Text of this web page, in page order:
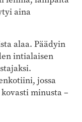
aina
alaa. Päädyin
intialaisen
jossa
minusta –